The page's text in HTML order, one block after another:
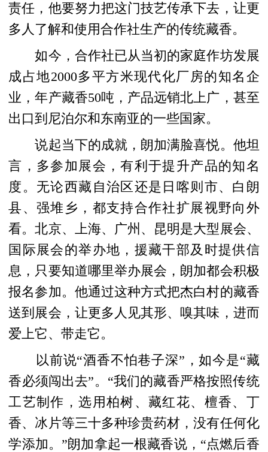
责任，他要努力把这门技艺传承下去，让更
多人了解和使用合作社生产的传统藏香。
如今，合作社已从当初的家庭作坊发展
成占地2000多平方米现代化厂房的知名企
业，年产藏香50吨，产品远销北上广，甚至
出口到尼泊尔和东南亚的一些国家。
说起当下的成就，朗加满脸喜悦。他坦
言，多参加展会，有利于提升产品的知名
度。无论西藏自治区还是日喀则市、白朗
县、强堆乡，都支持合作社扩展视野向外
看。北京、上海、广州、昆明是大型展会、
国际展会的举办地，援藏干部及时提供信
息，只要知道哪里举办展会，朗加都会积极
报名参加。他通过这种方式把杰白村的藏香
送到展会，让更多人见其形、嗅其味，进而
爱上它、带走它。
以前说“酒香不怕巷子深”，如今是“藏
香必须闯出去”。“我们的藏香严格按照传统
工艺制作，选用柏树、藏红花、檀香、丁
香、冰片等三十多种珍贵药材，没有任何化
学添加。”朗加拿起一根藏香说，“点燃后香